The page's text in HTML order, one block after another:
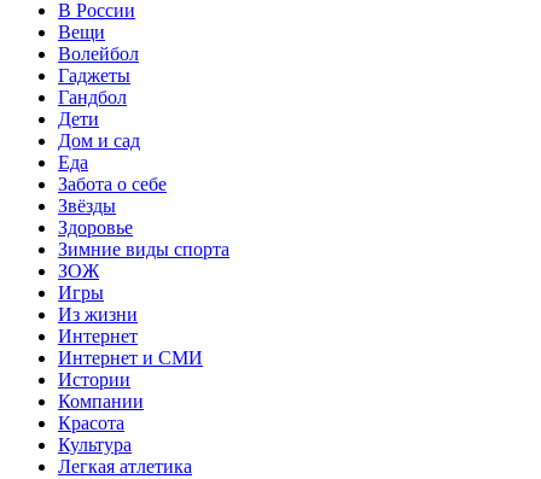
В России
Вещи
Волейбол
Гаджеты
Гандбол
Дети
Дом и сад
Еда
Забота о себе
Звёзды
Здоровье
Зимние виды спорта
ЗОЖ
Игры
Из жизни
Интернет
Интернет и СМИ
Истории
Компании
Красота
Культура
Легкая атлетика